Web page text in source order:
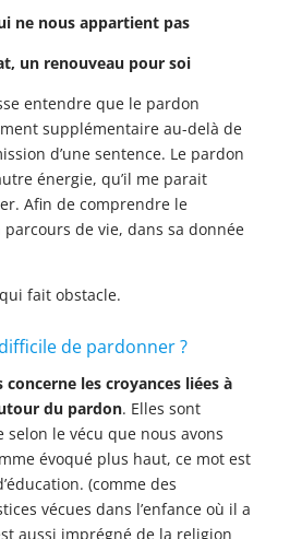
ne nous appartient pas
un renouveau pour soi
entendre que le pardon
supplémentaire au-delà de
d’une sentence. Le pardon
énergie, qu’il me parait
Afin de comprendre le
de vie, dans sa donnée
fait obstacle.
de pardonner ?
les croyances liées à
du pardon. Elles sont
selon le vécu que nous avons
évoqué plus haut, ce mot est
(comme des
vécues dans l’enfance où il a
aussi imprégné de la religion